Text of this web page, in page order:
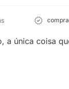
única coisa